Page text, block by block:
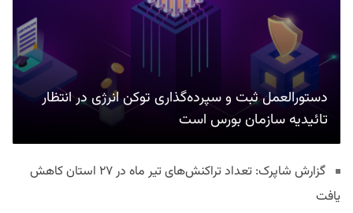
دستورالعمل ثبت و سپرده‌گذاری توکن انرژی در انتظار
تائیدیه سازمان بورس است
گزارش شاپرک: تعداد تراکنش‌های تیر ماه در ۲۷ استان‌ کاهش
یافت